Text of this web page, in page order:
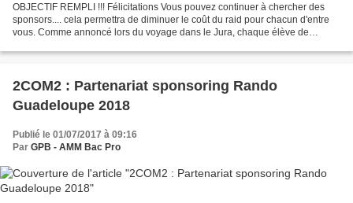
OBJECTIF REMPLI !!! Félicitations Vous pouvez continuer à chercher des
sponsors.... cela permettra de diminuer le coût du raid pour chacun d'entre
vous. Comme annoncé lors du voyage dans le Jura, chaque élève de
2COM2 : Partenariat sponsoring Rando
Guadeloupe 2018
Publié le 01/07/2017 à 09:16
Par GPB - AMM Bac Pro